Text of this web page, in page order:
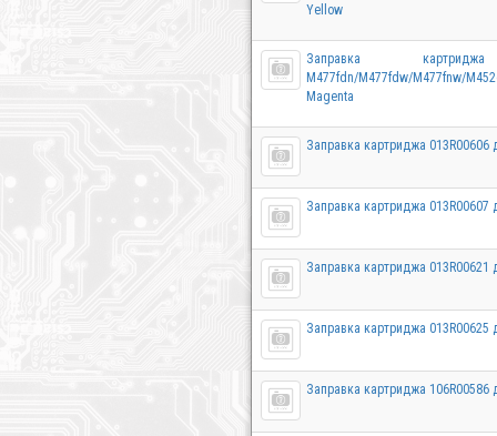
Yellow
Заправка
M477fdn/M477fdw/M477fnw/
Magenta
Заправка картриджа 013R00606
Заправка картриджа 013R00607
Заправка картриджа 013R00621
Заправка картриджа 013R00625
Заправка картриджа 106R00586